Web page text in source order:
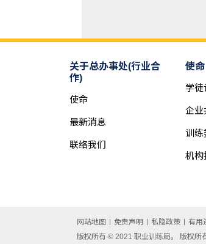
关于总办事处(行业合
作)
使命
最新消息
联络我们
使命
学徒
企业
训练
机构
网站地图 免责声明 私隐政策
有用
版权所有 © 2021 职业训练局。 版权所